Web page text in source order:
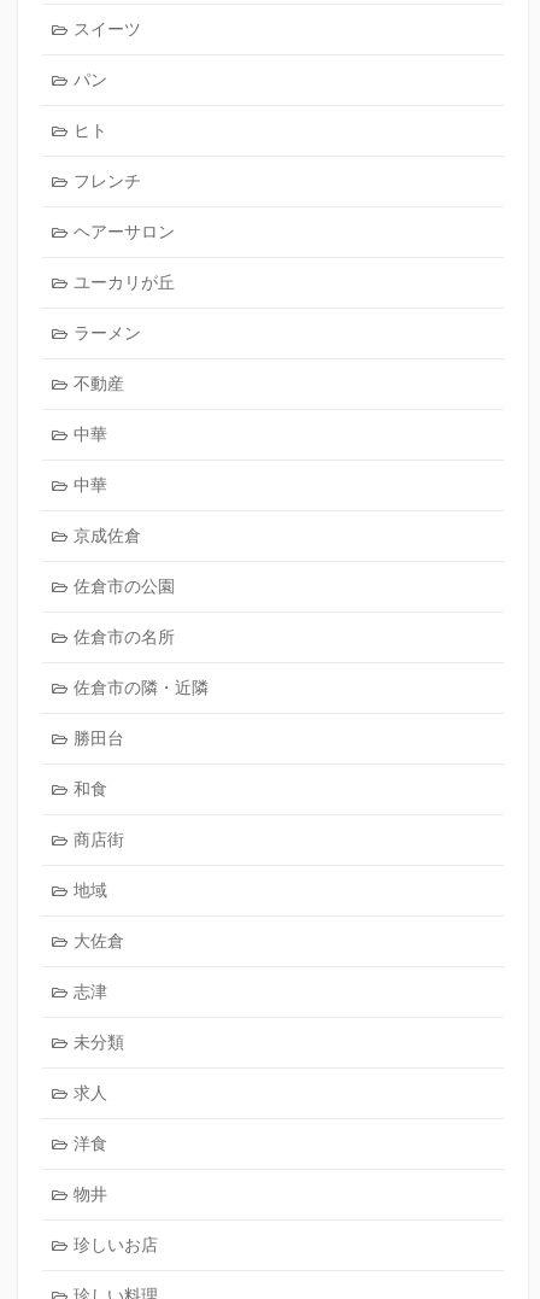
スイーツ
パン
ヒト
フレンチ
ヘアーサロン
ユーカリが丘
ラーメン
不動産
中華
中華
京成佐倉
佐倉市の公園
佐倉市の名所
佐倉市の隣・近隣
勝田台
和食
商店街
地域
大佐倉
志津
未分類
求人
洋食
物井
珍しいお店